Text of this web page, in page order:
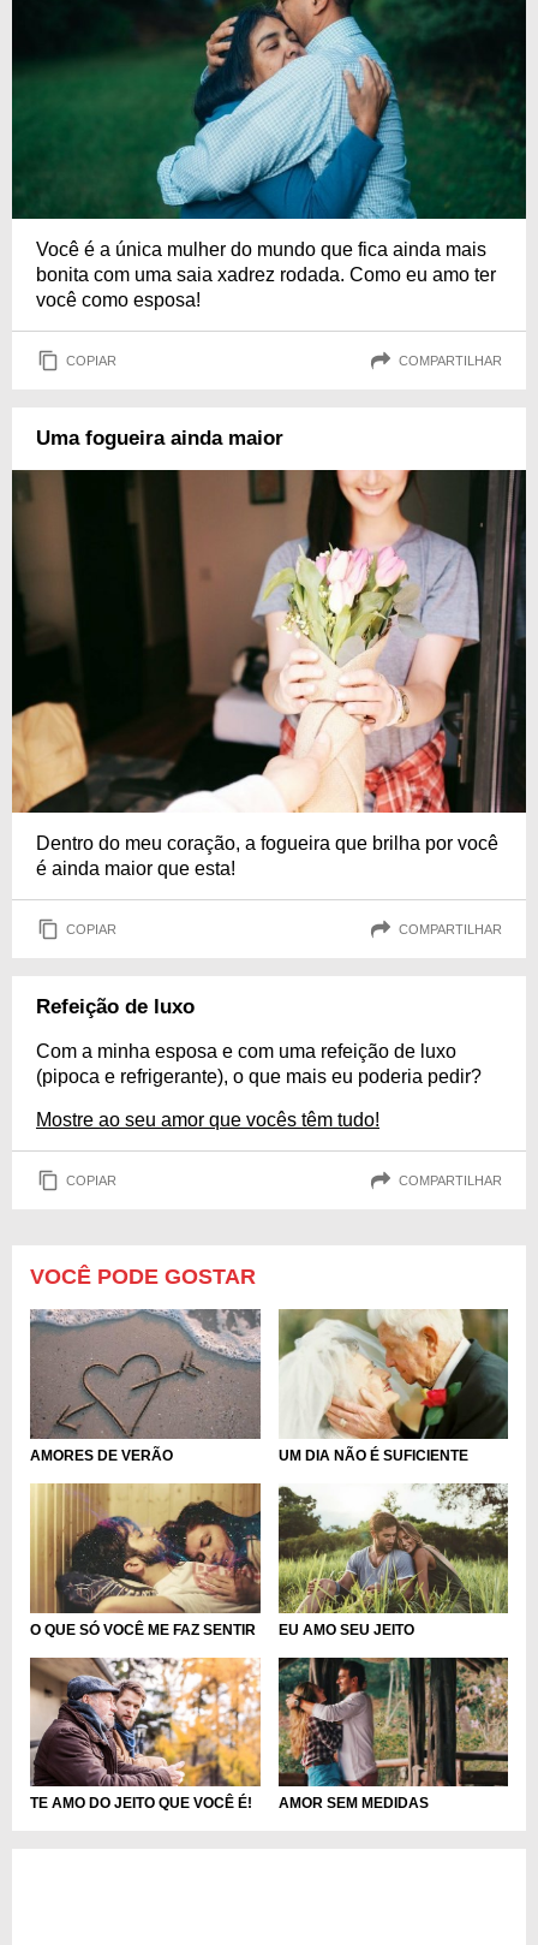
Você é a única mulher do mundo que fica ainda mais
bonita com uma saia xadrez rodada. Como eu amo ter
você como esposa!
COPIAR COMPARTILHAR
Uma fogueira ainda maior
Dentro do meu coração, a fogueira que brilha por você
é ainda maior que esta!
COPIAR COMPARTILHAR
Refeição de luxo
Com a minha esposa e com uma refeição de luxo
(pipoca e refrigerante), o que mais eu poderia pedir?
Mostre ao seu amor que vocês têm tudo!
COPIAR COMPARTILHAR
VOCÊ PODE GOSTAR
AMORES DE VERÃO UM DIA NÃO É SUFICIENTE
O QUE SÓ VOCÊ ME FAZ SENTIR EU AMO SEU JEITO
TE AMO DO JEITO QUE VOCÊ É! AMOR SEM MEDIDAS